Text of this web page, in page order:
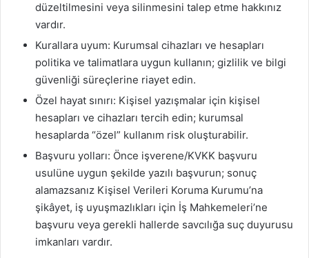
düzeltilmesini veya silinmesini talep etme hakkınız
vardır.
Kurallara uyum: Kurumsal cihazları ve hesapları
politika ve talimatlara uygun kullanın; gizlilik ve bilgi
güvenliği süreçlerine riayet edin.
Özel hayat sınırı: Kişisel yazışmalar için kişisel
hesapları ve cihazları tercih edin; kurumsal
hesaplarda “özel” kullanım risk oluşturabilir.
Başvuru yolları: Önce işverene/KVKK başvuru
usulüne uygun şekilde yazılı başvurun; sonuç
alamazsanız Kişisel Verileri Koruma Kurumu’na
şikâyet, iş uyuşmazlıkları için İş Mahkemeleri’ne
başvuru veya gerekli hallerde savcılığa suç duyurusu
imkanları vardır.